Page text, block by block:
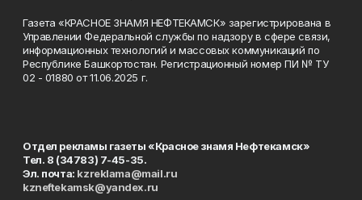
Газета «КРАСНОЕ ЗНАМЯ НЕФТЕКАМСК» зарегистрирована в
Управлении Федеральной службы по надзору в сфере связи,
информационных технологий и массовых коммуникаций по
Республике Башкортостан. Регистрационный номер ПИ № ТУ
02 - 01880 от 11.06.2025 г.
Отдел рекламы газеты «Красное знамя Нефтекамск»
Тел. 8 (34783) 7-45-35.
Эл. почта: kzreklama@mail.ru
kzneftekamsk@yandex.ru